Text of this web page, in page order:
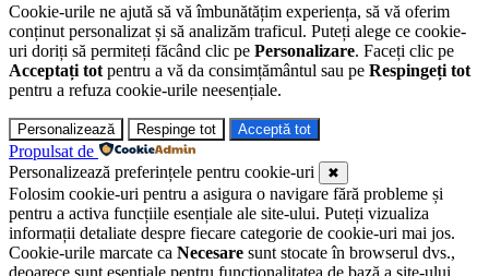
Cookie-urile ne ajută să vă îmbunătățim experiența, să vă oferim
conținut personalizat și să analizăm traficul. Puteți alege ce cookie-
uri doriți să permiteți făcând clic pe Personalizare. Faceți clic pe
Acceptați tot pentru a vă da consimțământul sau pe Respingeți tot
pentru a refuza cookie-urile neesențiale.
Personalizează Respinge tot Acceptă tot
Propulsat de
Personalizează preferințele pentru cookie-uri
✖
Folosim cookie-uri pentru a asigura o navigare fără probleme și
pentru a activa funcțiile esențiale ale site-ului. Puteți vizualiza
informații detaliate despre fiecare categorie de cookie-uri mai jos.
Cookie-urile marcate ca Necesare sunt stocate în browserul dvs.,
deoarece sunt esențiale pentru funcționalitatea de bază a site-ului.